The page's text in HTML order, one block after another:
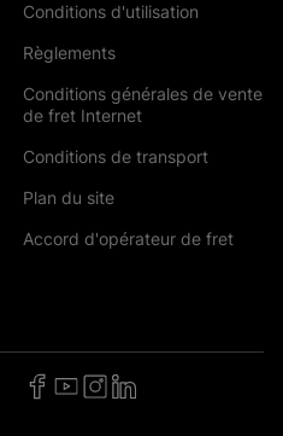
Conditions d'utilisation
Règlements
Conditions générales de vente
de fret Internet
Conditions de transport
Plan du site
Accord d'opérateur de fret